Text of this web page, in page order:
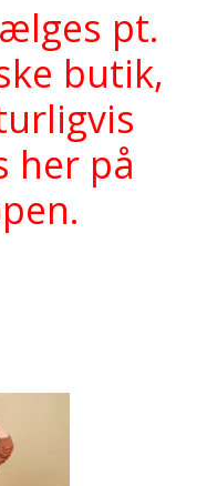
pt.
butik,
her på